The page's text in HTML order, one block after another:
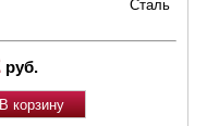
Сталь
руб.